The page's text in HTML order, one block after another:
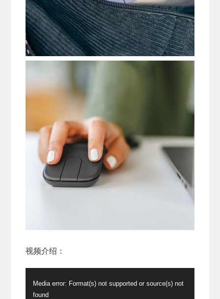
视频介绍：
Media error: Format(s) not supported or source(s) not
found